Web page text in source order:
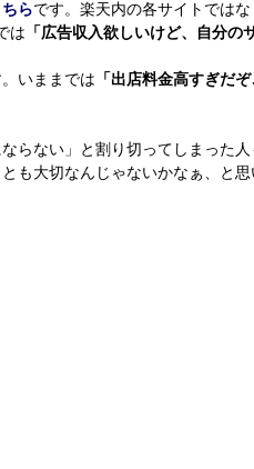
ちらです。楽天内の各サイトでは
は 「広告収入欲しいけど、自分の
いままでは 「出店料金高すぎだぞ
ない」と割り切ってしまった人
も大切なんじゃないかなぁ、と思